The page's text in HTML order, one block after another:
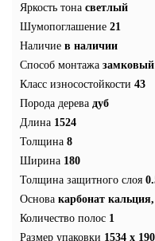
Яркость тона светлый
Шумопоглашение 21
Наличие в наличии
Способ монтажа замковый
Класс износостойкости 43
Порода дерева дуб
Длина 1524
Толщина 8
Ширина 180
Толщина защитного слоя
Основа карбонат
Количество полос 1
Размер упаковки 1534 x